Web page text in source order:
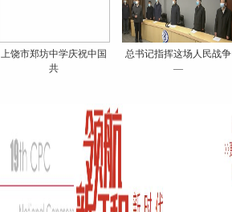
上饶市郑坊中学庆祝中国
共
总书记指挥这场人民战争
—